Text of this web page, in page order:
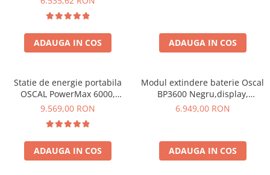
EcoFlow
Pecron
Oscal
Panouri Solare Pliabile
Cauta dupa marca
MPPT dublu, Protectie BMS +
Panou solar 200W
ADAUGA IN COS ADAUGA IN COS
Statie de energie portabila
OSCAL PowerMax 6000,
6000W (9000W varf), baterie
rapida in 1.96h, 14 porturi,
USB-C 100W, control
inteligent la distanta,
functionalitate UPS
9.569,00 RON
ADAUGA IN COS
Modul extindere baterie Oscal
BP3600 Negru,display,
compatibil cu Oscal
6.949,00 RON
ADAUGA IN COS